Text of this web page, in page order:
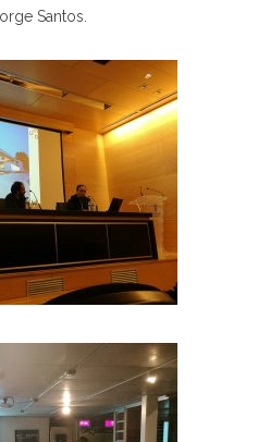
Santos.